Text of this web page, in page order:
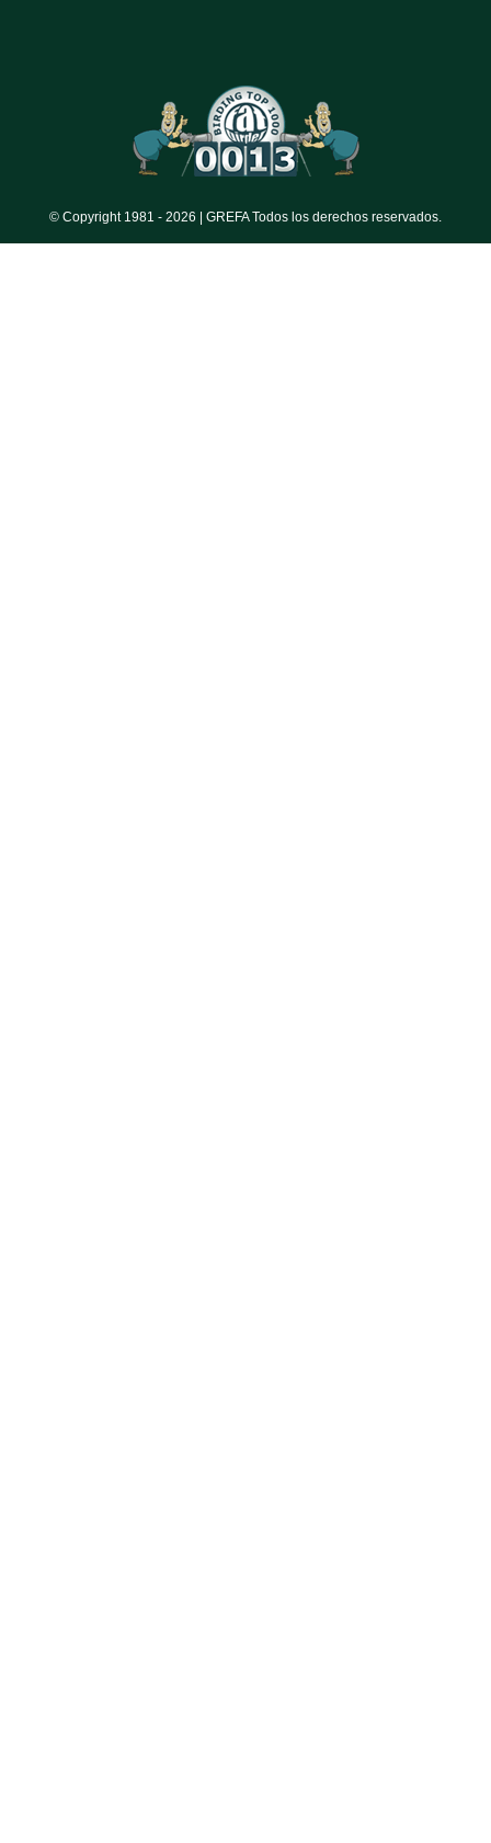
© Copyright 1981 - 2026 | GREFA Todos los derechos reservados.